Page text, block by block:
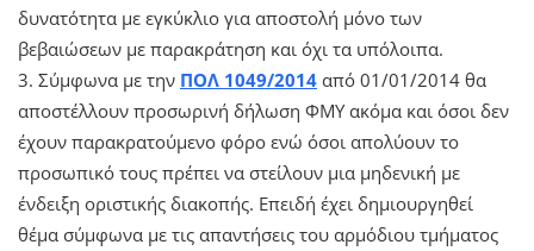
δυνατότητα με εγκύκλιο για αποστολή μόνο των
βεβαιώσεων με παρακράτηση και όχι τα υπόλοιπα.
3. Σύμφωνα με την ΠΟΛ 1049/2014 από 01/01/2014 θα
αποστέλλουν προσωρινή δήλωση ΦΜΥ ακόμα και όσοι δεν
έχουν παρακρατούμενο φόρο ενώ όσοι απολύουν το
προσωπικό τους πρέπει να στείλουν μια μηδενική με
ένδειξη οριστικής διακοπής. Επειδή έχει δημιουργηθεί
θέμα σύμφωνα με τις απαντήσεις του αρμόδιου τμήματος